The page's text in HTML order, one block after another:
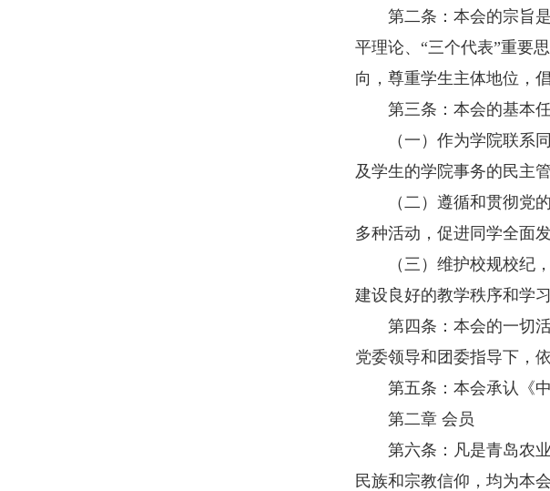
第二条：本会的宗旨是
平理论、“三个代表”重要
向，尊重学生主体地位，
第三条：本会的基本任
（一）作为学院联系同
及学生的学院事务的民主
（二）遵循和贯彻党的
多种活动，促进同学全面发
（三）维护校规校纪，
建设良好的教学秩序和学
第四条：本会的一切活
党委领导和团委指导下，
第五条：本会承认《中
第二章 会员
第六条：凡是青岛农业
民族和宗教信仰，均为本